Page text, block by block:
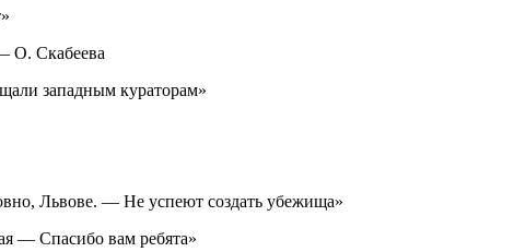
О. Скабеева
западным кураторам»
Львове. — Не успеют создать убежища»
— Спасибо вам ребята»